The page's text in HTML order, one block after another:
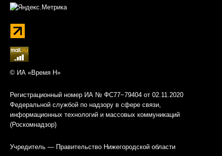
© ИА «Время Н»
Регистрационный номер ИА № ФС77−79404 от 02.11.2020
Федеральной службой по надзору в сфере связи,
информационных технологий и массовых коммуникаций
(Роскомнадзор)
Учредитель — Правительство Нижегородской области